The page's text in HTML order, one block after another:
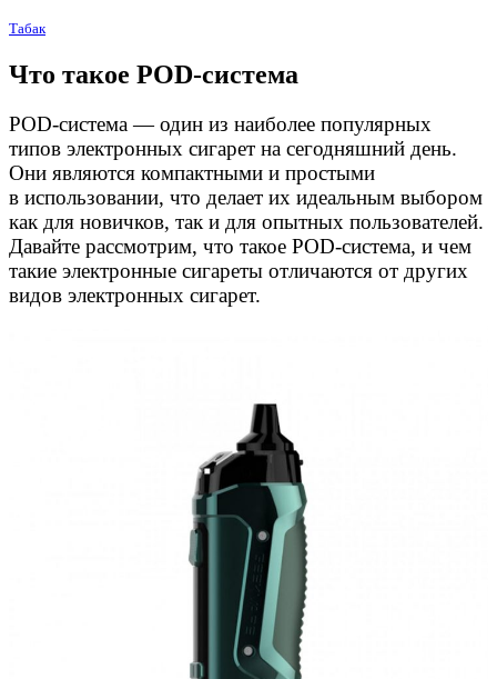
Табак
Что такое POD-система
POD-система— один из наиболее популярных
типов электронных сигарет на сегодняшний день.
Они являются компактными и простыми
в использовании, что делает их идеальным выбором
как для новичков, так и для опытных пользователей.
Давайте рассмотрим, что такое POD-система, и чем
такие электронные сигареты отличаются от других
видов электронных сигарет.